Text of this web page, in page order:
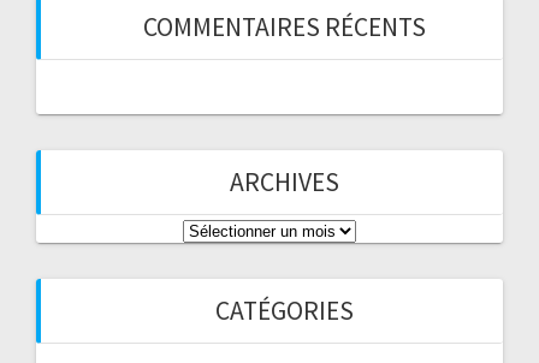
COMMENTAIRES RÉCENTS
ARCHIVES
Archives
CATÉGORIES